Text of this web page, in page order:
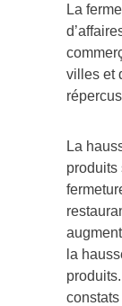
La
villes et
La
produits
la